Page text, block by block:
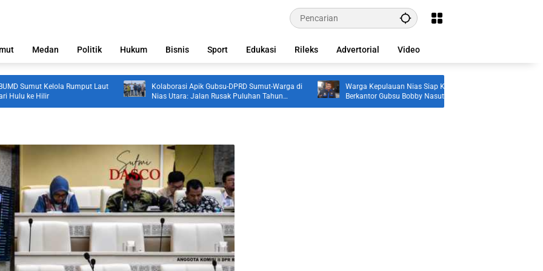
Medan Politik Hukum Bisnis Sport Edukasi Rileks Advertorial Video
Rumput Laut
Kolaborasi Apik Gubsu-DPRD Sumut-Warga di
Nias Utara: Jalan Rusak Puluhan Tahun
Akhirnya Diperbaiki
Warga Kepulauan Nias Siap Kawal Program
Berkantor Gubsu Bobby Nasution